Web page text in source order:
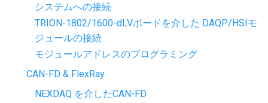
システムへの接続
TRION-1802/1600-dLVボードを介した DAQP/HSIモ
ジュールの接続
モジュールアドレスのプログラミング
CAN-FD & FlexRay
NEXDAQ を介したCAN-FD